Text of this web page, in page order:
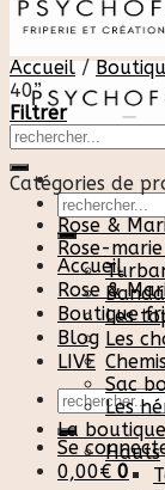
Recherche
pour :
Accueil
Rose &
Boutique
Blog
LIVE
Recherche
pour :
Se
0,00€ 0
Accueil /
40”
Filtrer
Catégories de
Rose &
Rose-
Les
Les
Sac
Les
La
Hauts